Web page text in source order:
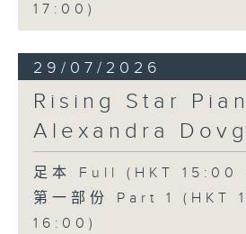
17:00)
29/07/2026
Rising Star
Alexandra
足本 Full (HKT 15:00
第一部份 Part 1 (HKT
16:00)